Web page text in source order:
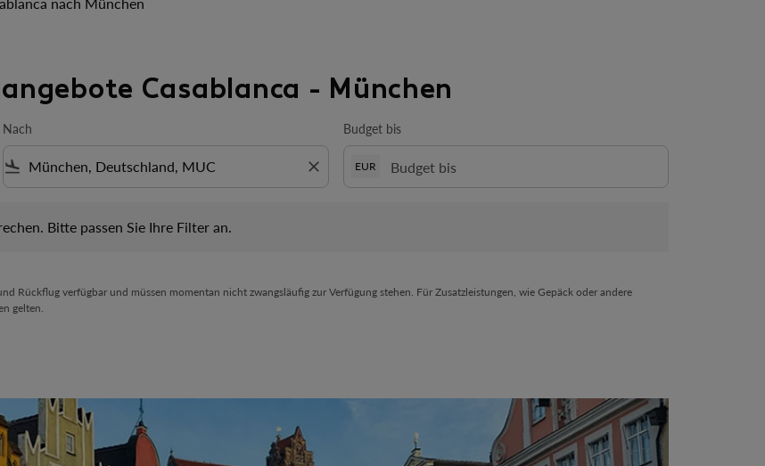
Casablanca - München
Nach
flight_land close
Budget bis
EUR
Bitte passen Sie Ihre Filter an.
Rückflug verfügbar und müssen momentan nicht zwangsläufig zur Verfügung stehen. Für Zusatzleistungen, wie Gepäck oder andere
gelten.